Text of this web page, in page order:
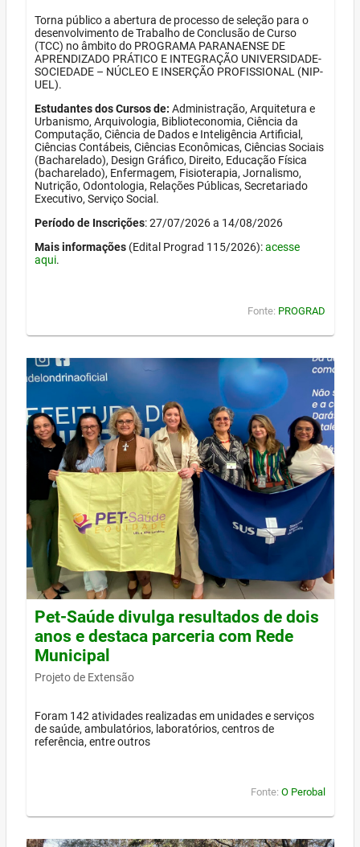
Torna público a abertura de processo de seleção para o
desenvolvimento de Trabalho de Conclusão de Curso
(TCC) no âmbito do PROGRAMA PARANAENSE DE
APRENDIZADO PRÁTICO E INTEGRAÇÃO UNIVERSIDADE-
SOCIEDADE – NÚCLEO E INSERÇÃO PROFISSIONAL (NIP-
UEL).
Estudantes dos Cursos de: Administração, Arquitetura e
Urbanismo, Arquivologia, Biblioteconomia, Ciência da
Computação, Ciência de Dados e Inteligência Artificial,
Ciências Contábeis, Ciências Econômicas, Ciências Sociais
(Bacharelado), Design Gráfico, Direito, Educação Física
(bacharelado), Enfermagem, Fisioterapia, Jornalismo,
Nutrição, Odontologia, Relações Públicas, Secretariado
Executivo, Serviço Social.
Período de Inscrições: 27/07/2026 a 14/08/2026
Mais informações (Edital Prograd 115/2026):acesse
aqui.
Fonte: PROGRAD
Pet-Saúde divulga resultados de dois
anos e destaca parceria com Rede
Municipal
Projeto de Extensão
Foram 142 atividades realizadas em unidades e serviços
de saúde, ambulatórios, laboratórios, centros de
referência, entre outros
Fonte: O Perobal